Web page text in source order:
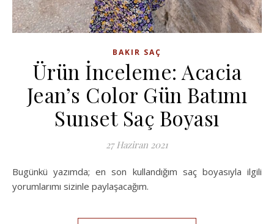
BAKIR SAÇ
Ürün İnceleme: Acacia
Jean’s Color Gün Batımı
Sunset Saç Boyası
27 Haziran 2021
Bugünkü yazımda; en son kullandığım saç boyasıyla ilgili
yorumlarımı sizinle paylaşacağım.